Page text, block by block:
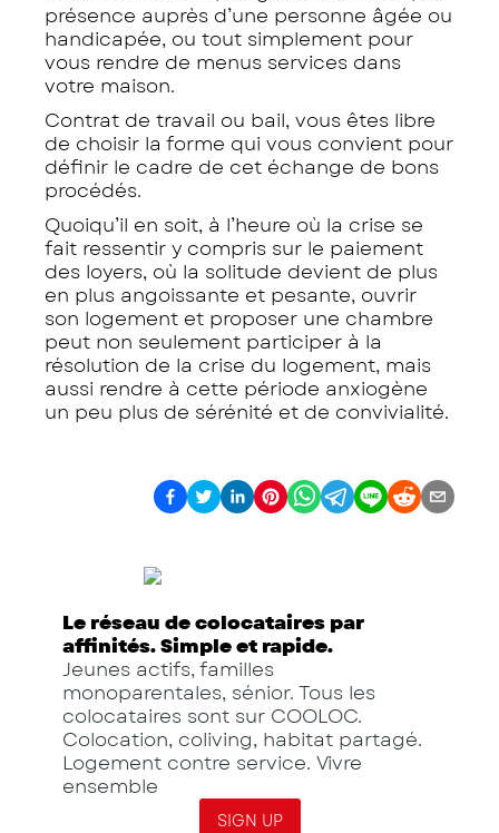
présence auprès d’une personne âgée ou
handicapée, ou tout simplement pour
vous rendre de menus services dans
votre maison.
Contrat de travail ou bail, vous êtes libre
de choisir la forme qui vous convient pour
définir le cadre de cet échange de bons
procédés.
Quoiqu’il en soit, à l’heure où la crise se
fait ressentir y compris sur le paiement
des loyers, où la solitude devient de plus
en plus angoissante et pesante, ouvrir
son logement et proposer une chambre
peut non seulement participer à la
résolution de la crise du logement, mais
aussi rendre à cette période anxiogène
un peu plus de sérénité et de convivialité.
Le réseau de colocataires par
affinités. Simple et rapide.
Jeunes actifs, familles
monoparentales, sénior. Tous les
colocataires sont sur COOLOC.
Colocation, coliving, habitat partagé.
Logement contre service. Vivre
ensemble
SIGN UP